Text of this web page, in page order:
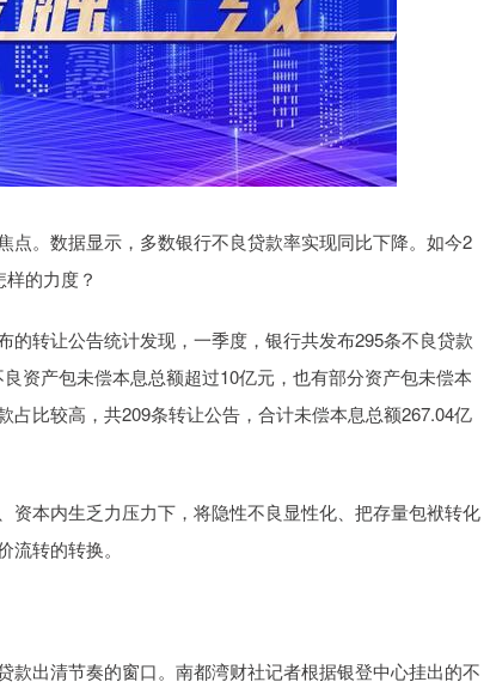
。数据显示，多数银行不良贷款率实现同比下降。如今2
的力度？
转让公告统计发现，一季度，银行共发布295条不良贷款
资产包未偿本息总额超过10亿元，也有部分资产包未偿本
比较高，共209条转让公告，合计未偿本息总额267.04亿
本内生乏力压力下，将隐性不良显性化、把存量包袱转化
转的转换。
出清节奏的窗口。南都湾财社记者根据银登中心挂出的不
沪深300 4694.44 43.13 0.93%